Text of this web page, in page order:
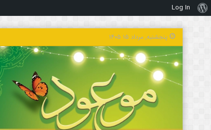
درباره
وردپرس
Log In
پنجشنبه, مرداد ۱۵ ۱۴۰۵